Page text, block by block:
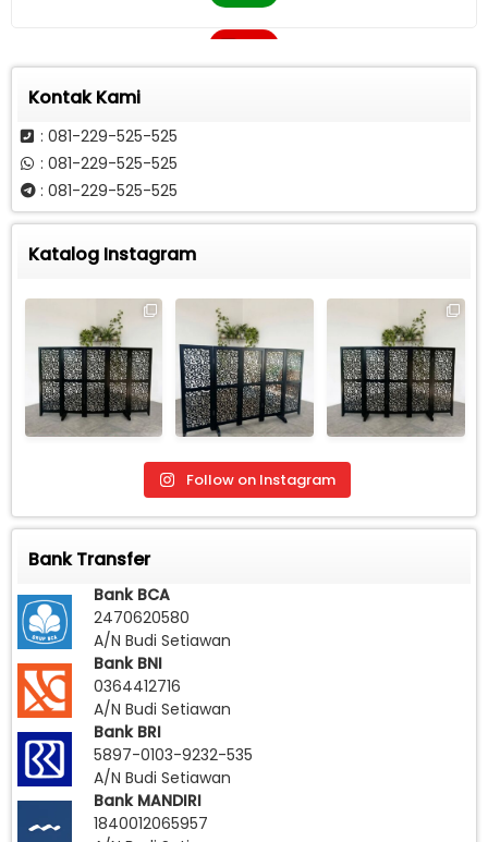
Kontak Kami
: 081-229-525-525
: 081-229-525-525
: 081-229-525-525
Katalog Instagram
Follow on Instagram
Bank Transfer
Bank BCA
2470620580
A/N Budi Setiawan
Bank BNI
0364412716
A/N Budi Setiawan
Bank BRI
5897-0103-9232-535
A/N Budi Setiawan
Bank MANDIRI
1840012065957